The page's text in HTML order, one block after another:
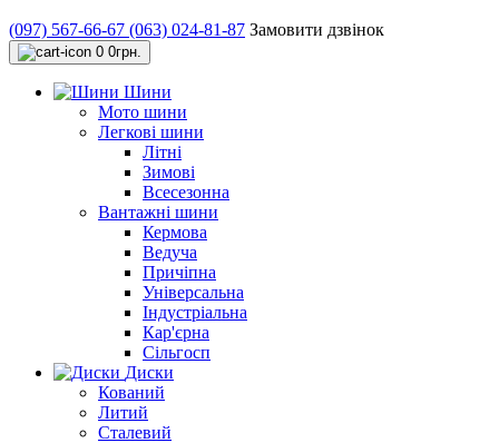
(097) 567-66-67 (063) 024-81-87 Замовити дзвінок
0 0грн.
Шини
Мото шини
Легкові шини
Літні
Зимові
Всесезонна
Вантажні шини
Кермова
Ведуча
Причіпна
Універсальна
Індустріальна
Кар'єрна
Сільгосп
Диски
Кований
Литий
Сталевий